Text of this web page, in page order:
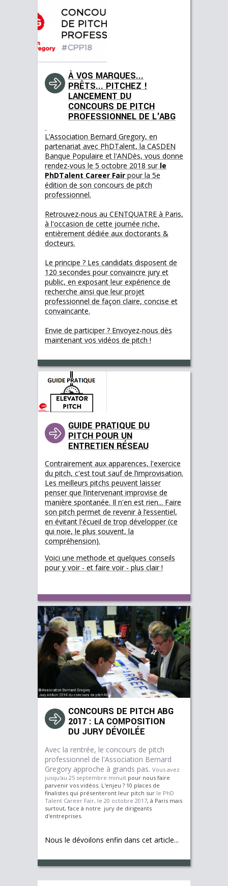
À VOS MARQUES...
PRÊTS... PITCHEZ !
LANCEMENT DU
CONCOURS DE PITCH
PROFESSIONNEL DE L'ABG
L’Association Bernard Gregory, en
partenariat avec PhDTalent, la CASDEN
Banque Populaire et l'ANDès, vous donne
rendez-vous le 5 octobre 2018 sur le
PhDTalent Career Fair pour la 5e
édition de son concours de pitch
professionnel.
Retrouvez-nous au CENTQUATRE à Paris,
à l'occasion de cette journée riche,
entièrement dédiée aux doctorants &
docteurs.
Le principe ? Les candidats disposent de
120 secondes pour convaincre jury et
public, en exposant leur expérience de
recherche ainsi que leur projet
professionnel de façon claire, concise et
convaincante.
Envie de participer ? Envoyez-nous dès
maintenant vos vidéos de pitch !
GUIDE PRATIQUE DU
PITCH POUR UN
ENTRETIEN RÉSEAU
Contrairement aux apparences, l'exercice
du pitch, c'est tout sauf de l’improvisation.
Les meilleurs pitchs peuvent laisser
penser que l’intervenant improvise de
manière spontanée. Il n'en est rien... Faire
son pitch permet de revenir à l’essentiel,
en évitant l'écueil de trop développer (ce
qui noie, le plus souvent, la
compréhension).
Voici une methode et quelques conseils
pour y voir - et faire voir - plus clair !
CONCOURS DE PITCH ABG
2017 : LA COMPOSITION
DU JURY DÉVOILÉE
Avec la rentrée, le concours de pitch
professionnel de l'Association Bernard
Gregory approche à grands pas. Vous avez
jusqu'au 25 septembre minuit pour nous faire
parvenir vos vidéos. L'enjeu ? 10 places de
finalistes qui présenteront leur pitch sur le PhD
Talent Career Fair, le 20 octobre 2017, à Paris mais
surtout, face à notre jury de dirigeants
d'entreprises.
Nous le dévoilons enfin dans cet article...